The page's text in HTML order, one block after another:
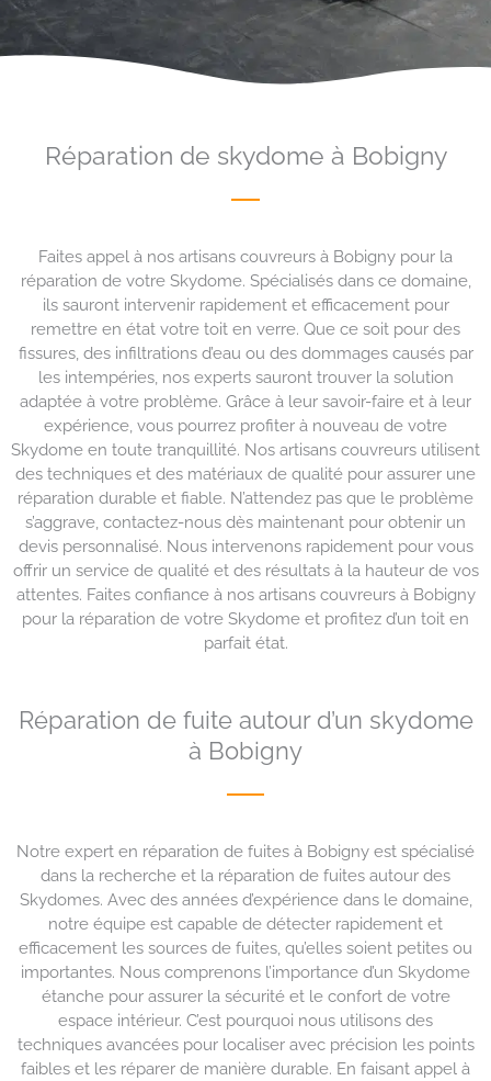
Réparation de skydome à Bobigny
Faites appel à nos artisans couvreurs à Bobigny pour la
réparation de votre Skydome. Spécialisés dans ce domaine,
ils sauront intervenir rapidement et efficacement pour
remettre en état votre toit en verre. Que ce soit pour des
fissures, des infiltrations d’eau ou des dommages causés par
les intempéries, nos experts sauront trouver la solution
adaptée à votre problème. Grâce à leur savoir-faire et à leur
expérience, vous pourrez profiter à nouveau de votre
Skydome en toute tranquillité. Nos artisans couvreurs utilisent
des techniques et des matériaux de qualité pour assurer une
réparation durable et fiable. N’attendez pas que le problème
s’aggrave, contactez-nous dès maintenant pour obtenir un
devis personnalisé. Nous intervenons rapidement pour vous
offrir un service de qualité et des résultats à la hauteur de vos
attentes. Faites confiance à nos artisans couvreurs à Bobigny
pour la réparation de votre Skydome et profitez d’un toit en
parfait état.
Réparation de fuite autour d’un skydome
à Bobigny
Notre expert en réparation de fuites à Bobigny est spécialisé
dans la recherche et la réparation de fuites autour des
Skydomes. Avec des années d’expérience dans le domaine,
notre équipe est capable de détecter rapidement et
efficacement les sources de fuites, qu’elles soient petites ou
importantes. Nous comprenons l’importance d’un Skydome
étanche pour assurer la sécurité et le confort de votre
espace intérieur. C’est pourquoi nous utilisons des
techniques avancées pour localiser avec précision les points
faibles et les réparer de manière durable. En faisant appel à